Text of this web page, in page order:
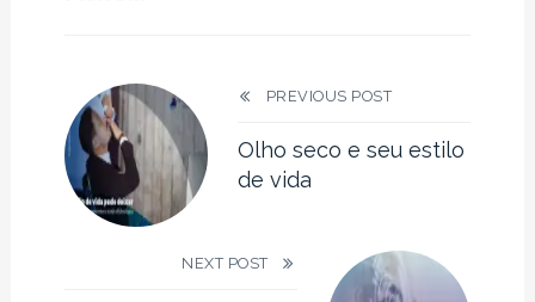
PREVIOUS POST
Olho seco e seu estilo
de vida
NEXT POST